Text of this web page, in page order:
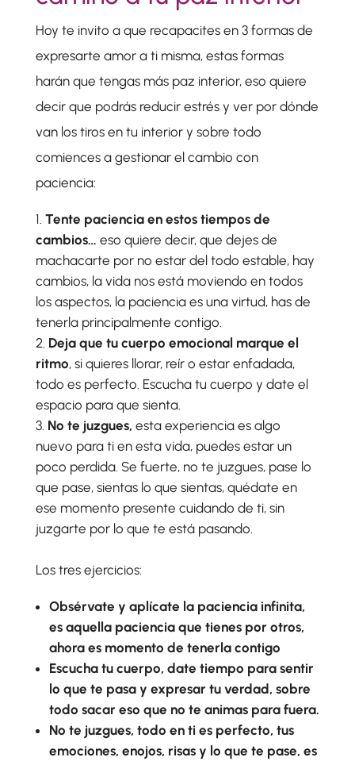
Hoy te invito a que recapacites en 3 formas de
expresarte amor a ti misma, estas formas
harán que tengas más paz interior, eso quiere
decir que podrás reducir estrés y ver por dónde
van los tiros en tu interior y sobre todo
comiences a gestionar el cambio con
paciencia:
Tente paciencia en estos tiempos de
cambios… eso quiere decir, que dejes de
machacarte por no estar del todo estable, hay
cambios, la vida nos está moviendo en todos
los aspectos, la paciencia es una virtud, has de
tenerla principalmente contigo.
Deja que tu cuerpo emocional marque el
ritmo, si quieres llorar, reír o estar enfadada,
todo es perfecto. Escucha tu cuerpo y date el
espacio para que sienta.
No te juzgues, esta experiencia es algo
nuevo para ti en esta vida, puedes estar un
poco perdida. Se fuerte, no te juzgues, pase lo
que pase, sientas lo que sientas, quédate en
ese momento presente cuidando de ti, sin
juzgarte por lo que te está pasando.
Los tres ejercicios:
Obsérvate y aplícate la paciencia infinita,
es aquella paciencia que tienes por otros,
ahora es momento de tenerla contigo
Escucha tu cuerpo, date tiempo para sentir
lo que te pasa y expresar tu verdad, sobre
todo sacar eso que no te animas para fuera.
No te juzgues, todo en ti es perfecto, tus
emociones, enojos, risas y lo que te pase, es